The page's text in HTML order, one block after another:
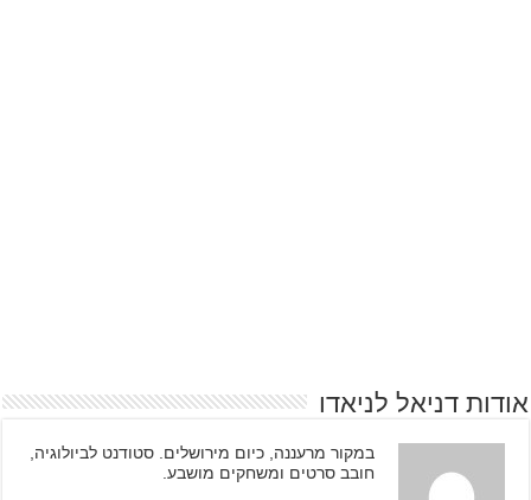
אודות דניאל לניאדו
במקור מרעננה, כיום מירושלים. סטודנט לביולוגיה,
חובב סרטים ומשחקים מושבע.